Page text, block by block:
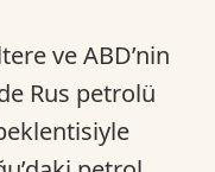
ve ABD’nin
Rus petrolü